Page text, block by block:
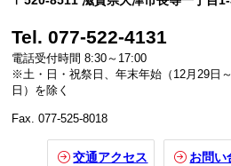
Tel. 077-522-4131
電話受付時間 8:30～17:00
※土・日・祝祭日、年末年始（12月29日
日）を除く
Fax. 077-525-8018
交通アクセス お問い